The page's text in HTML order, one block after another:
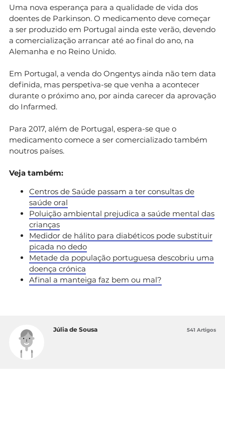
Uma nova esperança para a qualidade de vida dos
doentes de Parkinson. O medicamento deve começar
a ser produzido em Portugal ainda este verão, devendo
a comercialização arrancar até ao final do ano, na
Alemanha e no Reino Unido.
Em Portugal, a venda do Ongentys ainda não tem data
definida, mas perspetiva-se que venha a acontecer
durante o próximo ano, por ainda carecer da aprovação
do Infarmed.
Para 2017, além de Portugal, espera-se que o
medicamento comece a ser comercializado também
noutros países.
Veja também:
Centros de Saúde passam a ter consultas de
saúde oral
Poluição ambiental prejudica a saúde mental das
crianças
Medidor de hálito para diabéticos pode substituir
picada no dedo
Metade da população portuguesa descobriu uma
doença crónica
Afinal a manteiga faz bem ou mal?
Júlia de Sousa 541 Artigos